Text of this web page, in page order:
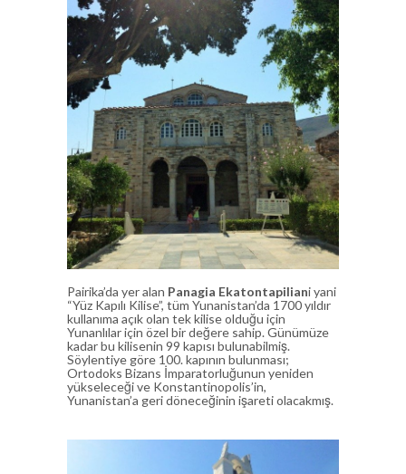
Pairika’da yer alan Panagia Ekatontapiliani yani
“Yüz Kapılı Kilise”, tüm Yunanistan’da 1700 yıldır
kullanıma açık olan tek kilise olduğu için
Yunanlılar için özel bir değere sahip. Günümüze
kadar bu kilisenin 99 kapısı bulunabilmiş.
Söylentiye göre 100. kapının bulunması;
Ortodoks Bizans İmparatorluğunun yeniden
yükseleceği ve Konstantinopolis’in,
Yunanistan’a geri döneceğinin işareti olacakmış.